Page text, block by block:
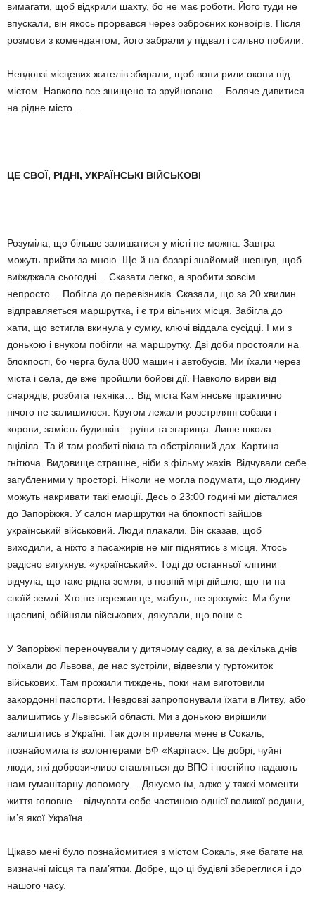
вимагати, щоб відкри­ли шахту, бо не має роботи. Його туди не
впускали, він якось про­рвався через озброєних конвоїрів. Після
розмови з комен­дантом, його забрали у підвал і сильно побили.
Невдовзі місцевих жителів зби­рали, щоб вони рили окопи під
міс­том. Навколо все знищено та зруйновано… Боляче дивитися
на рід­не місто…
ЦЕ СВОЇ, РІДНІ, УКРАЇНСЬКІ ВІЙСЬКОВІ
Розуміла, що більше залишатися у місті не можна. Завтра
можуть прийти за мною. Ще й на базарі знайомий шепнув, щоб
виїжджала сьогодні… Сказати легко, а зроби­ти зовсім
непросто… Побігла до перевізників. Сказали, що за 20 хвилин
відправляється маршрутка, і є три вільних місця. Забігла до
хати, що встигла вкинула у сумку, ключі віддала сусідці. І ми з
донь­кою і внуком побігли на маршрутку. Дві доби простояли на
блокпості, бо черга була 800 машин і авто­бусів. Ми їхали через
міста і села, де вже пройшли бойові дії. Навко­ло вирви від
снарядів, розбита тех­ніка… Від міста Кам’янське практично
нічого не залишилося. Кру­гом лежали розстріляні собаки і
корови, замість будинків – руїни та згарища. Лише школа
вціліла. Та й там розбиті вікна та обстріляний дах. Картина
гнітюча. Видовище страшне, ніби з фільму жахів. Від­чували себе
загубленими у просто­рі. Ніколи не могла подумати, що людину
можуть накривати такі емо­ції. Десь о 23:00 годині ми дістали­ся
до Запоріжжя. У салон марш­рутки на блокпості зайшов
український військовий. Люди плакали. Він сказав, щоб
виходили, а ніхто з пасажирів не міг піднятись з міс­ця. Хтось
радісно вигукнув: «укра­їнський». Тоді до останньої клітини
відчула, що таке рідна земля, в повній мірі дійшло, що ти на
своїй землі. Хто не пережив це, мабуть, не зрозуміє. Ми були
щасливі, обійняли військових, дякували, що вони є.
У Запоріжжі переночували у ди­тячому садку, а за декілька днів
поїхали до Львова, де нас зустріли, відвезли у гуртожиток
військових. Там прожили тиждень, поки нам виготовили
закордонні паспорти. Невдовзі запропонували їхати в Литву, або
залишитись у Львівській області. Ми з донькою вирішили
залишитись в Україні. Так доля привела мене в Сокаль,
познайо­мила із волонтерами БФ «Карітас». Це добрі, чуйні
люди, які доброзич­ливо ставляться до ВПО і постійно надають
нам гуманітарну допомо­гу… Дякуємо їм, адже у тяжкі мо­менти
життя головне – відчувати себе частиною однієї великої роди­ни,
ім’я якої Україна.
Цікаво мені було познайомитися з містом Сокаль, яке багате на
визначні місця та пам’ятки. Добре, що ці будівлі збереглися і до
на­шого часу.